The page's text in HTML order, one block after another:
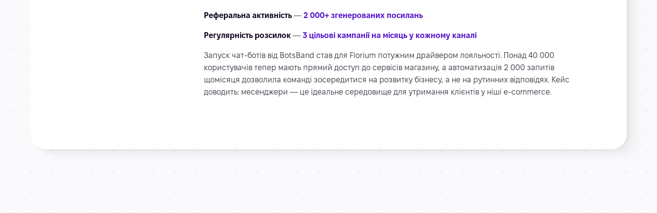
Реферальна активність — 2 000+ згенерованих посилань
Регулярність розсилок — 3 цільові кампанії на місяць у кожному каналі
Запуск чат-ботів від BotsBand став для Florium потужним драйвером лояльності. Понад 40 000
користувачів тепер мають прямий доступ до сервісів магазину, а автоматизація 2 000 запитів
щомісяця дозволила команді зосередитися на розвитку бізнесу, а не на рутинних відповідях. Кейс
доводить: месенджери — це ідеальне середовище для утримання клієнтів у ніші e-commerce.